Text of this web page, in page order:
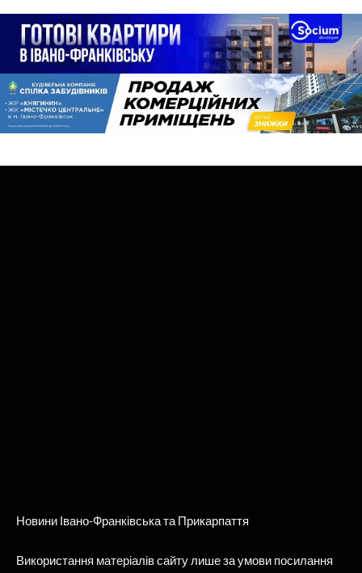
Новини Івано-Франківська та Прикарпаття
Використання матеріалів сайту лише за умови посилання